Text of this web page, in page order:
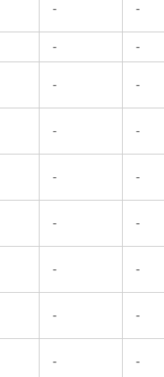
- -
- -
- -
- -
- -
- -
- -
- -
- -